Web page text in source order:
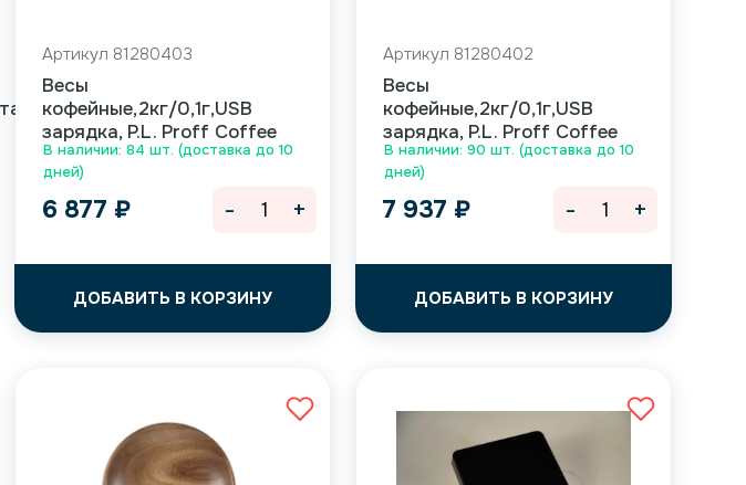
В наличии: 84 шт. (доставка до 10
дней)
Артикул 81280403
Весы
кофейные,2кг/0,1г,USB
зарядка, P.L. Proff Coffee
6 877 ₽
ДОБАВИТЬ В КОРЗИНУ
- +
В наличии: 90 шт. (доставка до 10
дней)
Артикул 81280402
Весы
кофейные,2кг/0,1г,USB
зарядка, P.L. Proff Coffee
7 937 ₽
ДОБАВИТЬ В КОРЗИНУ
- +